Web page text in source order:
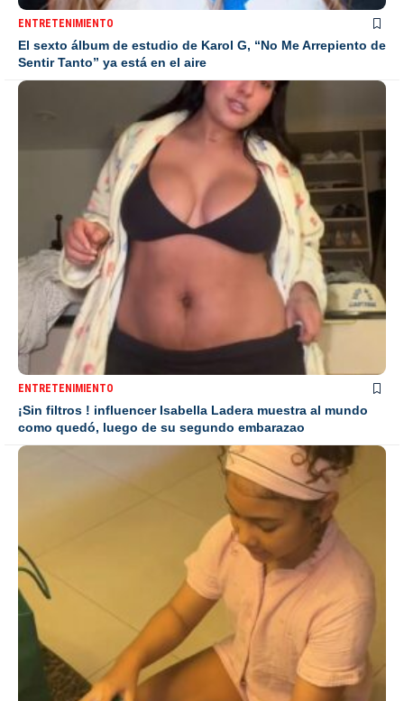
ENTRETENIMIENTO
El sexto álbum de estudio de Karol G, “No Me Arrepiento de
Sentir Tanto” ya está en el aire
ENTRETENIMIENTO
¡Sin filtros ! influencer Isabella Ladera muestra al mundo
como quedó, luego de su segundo embarazao